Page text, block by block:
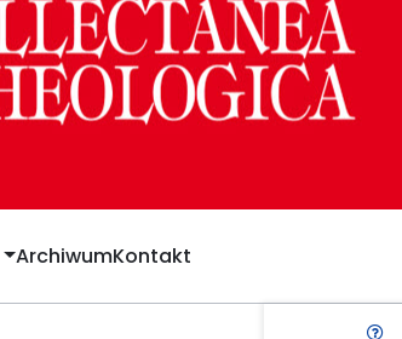
ArchiwumKontakt